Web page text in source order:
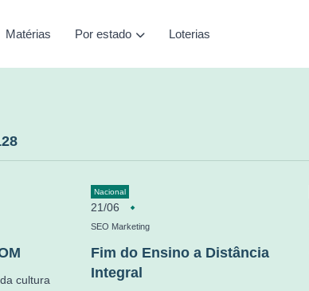
Matérias Por estado Loterias
cultura
Nacional
21/06
SEO Marketing
Fim do Ensino a Distância
Integral